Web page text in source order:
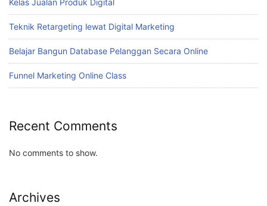
Kelas Jualan Produk Digital
Teknik Retargeting lewat Digital Marketing
Belajar Bangun Database Pelanggan Secara Online
Funnel Marketing Online Class
Recent Comments
No comments to show.
Archives